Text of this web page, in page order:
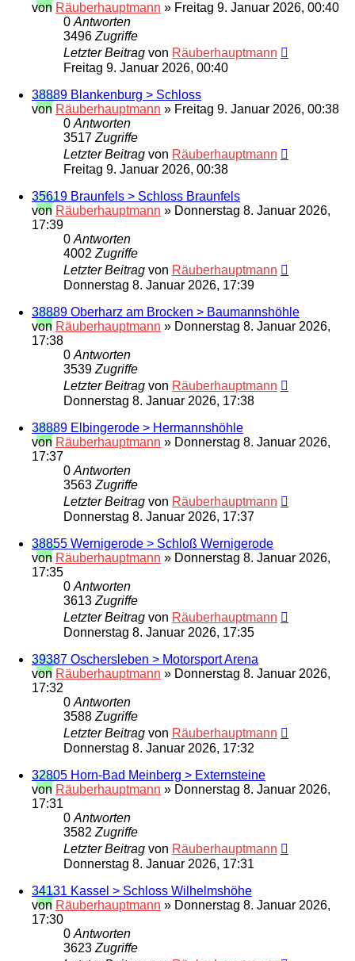
von Räuberhauptmann » Freitag 9. Januar 2026, 00:40
0 Antworten
3496 Zugriffe
Letzter Beitrag von Räuberhauptmann
Freitag 9. Januar 2026, 00:40
38889 Blankenburg > Schloss
von Räuberhauptmann » Freitag 9. Januar 2026, 00:38
0 Antworten
3517 Zugriffe
Letzter Beitrag von Räuberhauptmann
Freitag 9. Januar 2026, 00:38
35619 Braunfels > Schloss Braunfels
von Räuberhauptmann » Donnerstag 8. Januar 2026,
17:39
0 Antworten
4002 Zugriffe
Letzter Beitrag von Räuberhauptmann
Donnerstag 8. Januar 2026, 17:39
38889 Oberharz am Brocken > Baumannshöhle
von Räuberhauptmann » Donnerstag 8. Januar 2026,
17:38
0 Antworten
3539 Zugriffe
Letzter Beitrag von Räuberhauptmann
Donnerstag 8. Januar 2026, 17:38
38889 Elbingerode > Hermannshöhle
von Räuberhauptmann » Donnerstag 8. Januar 2026,
17:37
0 Antworten
3563 Zugriffe
Letzter Beitrag von Räuberhauptmann
Donnerstag 8. Januar 2026, 17:37
38855 Wernigerode > Schloß Wernigerode
von Räuberhauptmann » Donnerstag 8. Januar 2026,
17:35
0 Antworten
3613 Zugriffe
Letzter Beitrag von Räuberhauptmann
Donnerstag 8. Januar 2026, 17:35
39387 Oschersleben > Motorsport Arena
von Räuberhauptmann » Donnerstag 8. Januar 2026,
17:32
0 Antworten
3588 Zugriffe
Letzter Beitrag von Räuberhauptmann
Donnerstag 8. Januar 2026, 17:32
32805 Horn-Bad Meinberg > Externsteine
von Räuberhauptmann » Donnerstag 8. Januar 2026,
17:31
0 Antworten
3582 Zugriffe
Letzter Beitrag von Räuberhauptmann
Donnerstag 8. Januar 2026, 17:31
34131 Kassel > Schloss Wilhelmshöhe
von Räuberhauptmann » Donnerstag 8. Januar 2026,
17:30
0 Antworten
3623 Zugriffe